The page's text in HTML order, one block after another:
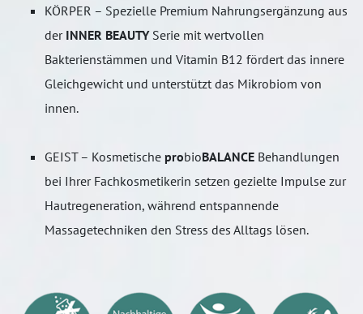
KÖRPER – Spezielle Premium Nahrungsergänzung aus
der INNER BEAUTYSerie mit wertvollen
Bakterienstämmen und Vitamin B12 fördert das innere
Gleichgewicht und unterstützt das Mikrobiom von
innen.
GEIST – Kosmetische probioBALANCE Behandlungen
bei Ihrer Fachkosmetikerin setzen gezielte Impulse zur
Hautregeneration, während entspannende
Massagetechniken den Stress des Alltags lösen.